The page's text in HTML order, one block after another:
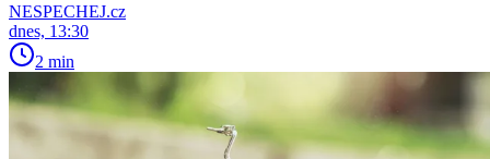
NESPECHEJ.cz
dnes, 13:30
2 min